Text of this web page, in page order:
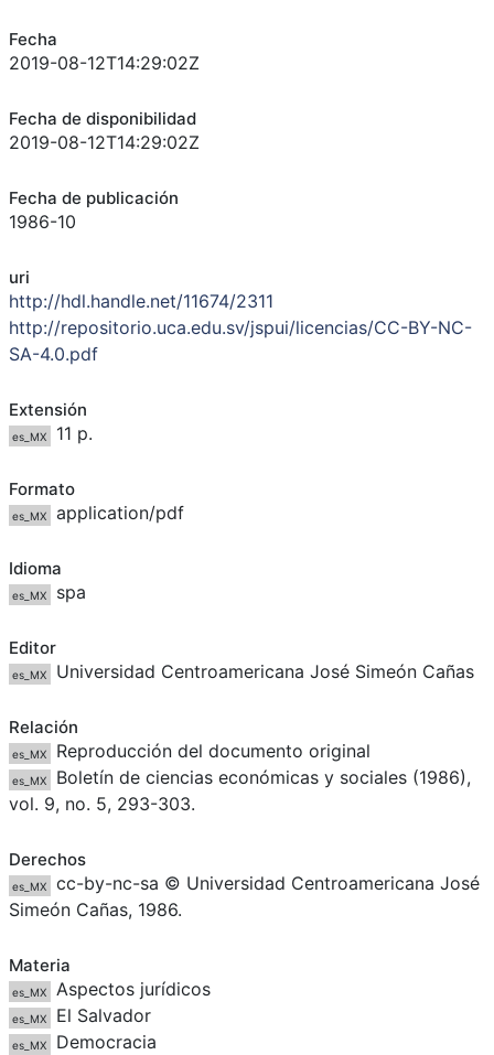
Fecha
2019-08-12T14:29:02Z
Fecha de disponibilidad
2019-08-12T14:29:02Z
Fecha de publicación
1986-10
uri
http://hdl.handle.net/11674/2311
http://repositorio.uca.edu.sv/jspui/licencias/CC-BY-NC-
SA-4.0.pdf
Extensión
es_MX 11 p.
Formato
es_MX application/pdf
Idioma
es_MX spa
Editor
es_MX Universidad Centroamericana José Simeón Cañas
Relación
es_MX Reproducción del documento original
es_MX
Boletín de ciencias económicas y sociales (1986),
vol. 9, no. 5, 293-303.
Derechos
es_MX
cc-by-nc-sa © Universidad Centroamericana José
Simeón Cañas, 1986.
Materia
es_MX Aspectos jurídicos
es_MX El Salvador
es_MX Democracia